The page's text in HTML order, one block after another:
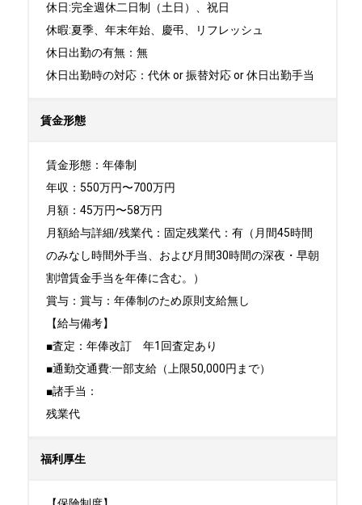
休日:完全週休二日制（土日）、祝日
休暇:夏季、年末年始、慶弔、リフレッシュ
休日出勤の有無：無
休日出勤時の対応：代休 or 振替対応 or 休日出勤手当
賃金形態
賃金形態：年俸制
年収：550万円〜700万円
月額：45万円〜58万円
月額給与詳細/残業代：固定残業代：有（月間45時間
のみなし時間外手当、および月間30時間の深夜・早朝
割増賃金手当を年俸に含む。）
賞与：賞与：年俸制のため原則支給無し
【給与備考】
■査定：年俸改訂　年1回査定あり
■通勤交通費:一部支給（上限50,000円まで）
■諸手当：
残業代
福利厚生